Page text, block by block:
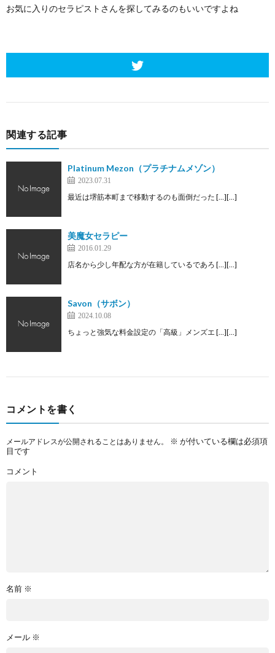
お気に入りのセラピストさんを探してみるのもいいですよね
関連する記事
Platinum Mezon（プラチナムメゾン）
2023.07.31
最近は堺筋本町まで移動するのも面倒だった […][…]
美魔女セラピー
2016.01.29
店名から少し年配な方が在籍しているであろ […][…]
Savon（サボン）
2024.10.08
ちょっと強気な料金設定の「高級」メンズエ […][…]
コメントを書く
メールアドレスが公開されることはありません。 ※ が付いている欄は必須項
目です
コメント
名前 ※
メール ※